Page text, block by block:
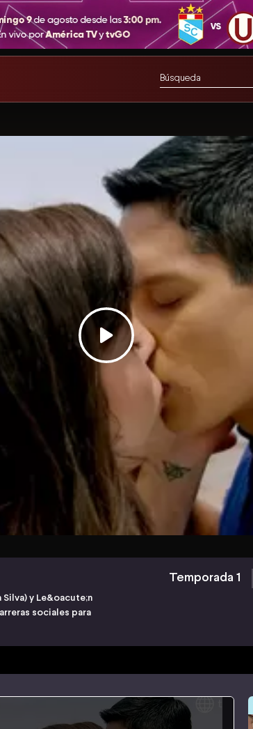
Silva) y Le&oacute;n
sociales para
Temporada 1